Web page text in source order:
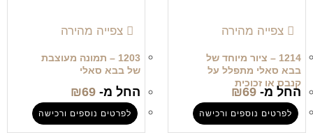
צפייה מהירה
1214 – ציור מיוחד של
בבא סאלי מתפלל על
קנבס או זכוכית
החל מ- ₪69
לפרטים נוספים ורכישה
צפייה מהירה
1203 – תמונה מעוצבת
של בבא סאלי
החל מ- ₪69
לפרטים נוספים ורכישה